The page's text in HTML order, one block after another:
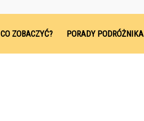
CO ZOBACZYĆ? PORADY PODRÓŻNIKA